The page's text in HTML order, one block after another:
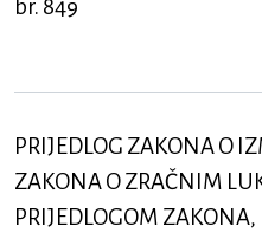
br. 849
PRIJEDLOG ZAKONA O
ZAKONA O ZRAČNIM
PRIJEDLOGOM